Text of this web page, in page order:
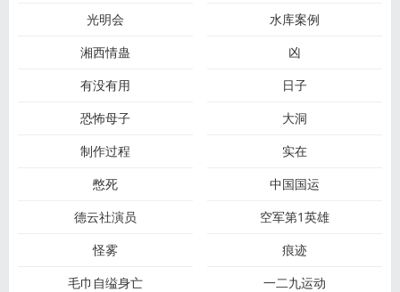
光明会
水库案例
湘西情蛊
凶
有没有用
日子
恐怖母子
大洞
制作过程
实在
憋死
中国国运
德云社演员
空军第1英雄
怪雾
痕迹
毛巾自缢身亡
一二九运动